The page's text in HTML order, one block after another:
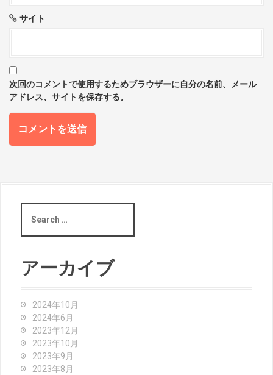
サイト
次回のコメントで使用するためブラウザーに自分の名前、メール
アドレス、サイトを保存する。
a
c
h
アーカイブ
2024年10月
2024年6月
2023年12月
2023年10月
2023年9月
2023年8月